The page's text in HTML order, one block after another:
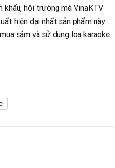
khấu, hội trường mà VinaKTV
hiện đại nhất sản phẩm này
sắm và sử dụng loa karaoke